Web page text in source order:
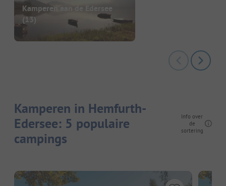
Kamperen aan de Edersee
(13)
Kamperen in Hemfurth-
Edersee: 5 populaire
campings
Info over
de
sortering